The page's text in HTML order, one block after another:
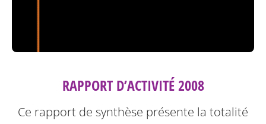
RAPPORT D’ACTIVITÉ 2008
Ce rapport de synthèse présente la totalité